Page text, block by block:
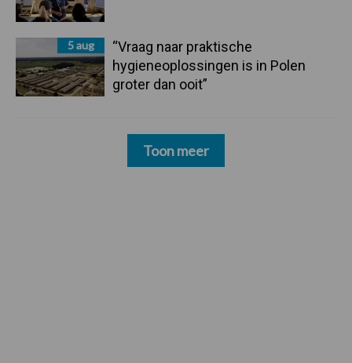
5 aug
“Vraag naar praktische
hygieneoplossingen is in Polen
groter dan ooit”
Toon meer